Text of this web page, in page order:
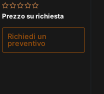
Valutato
0
su
Prezzo su richiesta
Richiedi un
preventivo